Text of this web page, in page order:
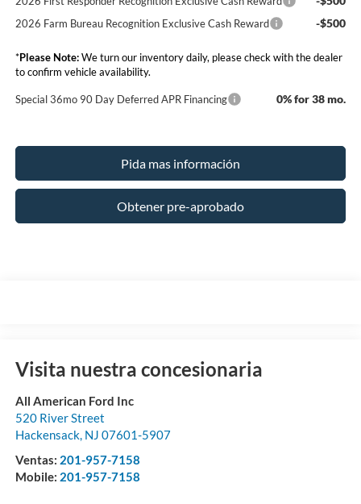
2026 Farm Bureau Recognition Exclusive Cash Reward -$500
*Please Note:We turn our inventory daily, please check with the dealer
to confirm vehicle availability.
Special 36mo 90 Day Deferred APR Financing 0% for 38 mo.
Pida mas información
Obtener pre-aprobado
Visita nuestra concesionaria
All American Ford Inc
520 River Street
Hackensack, NJ 07601-5907
Ventas: 201-957-7158
Mobile: 201-957-7158